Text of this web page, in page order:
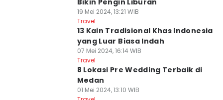
Bikin Pengin Liburan
19 Mei 2024, 13:21 WIB
Travel
13 Kain Tradisional Khas Indonesia
yang Luar Biasa Indah
07 Mei 2024, 16:14 WIB
Travel
8 Lokasi Pre Wedding Terbaik di
Medan
01 Mei 2024, 13:10 WIB